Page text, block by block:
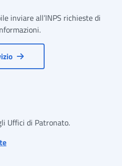
inviare all’INPS richieste di
Uffici di Patronato.